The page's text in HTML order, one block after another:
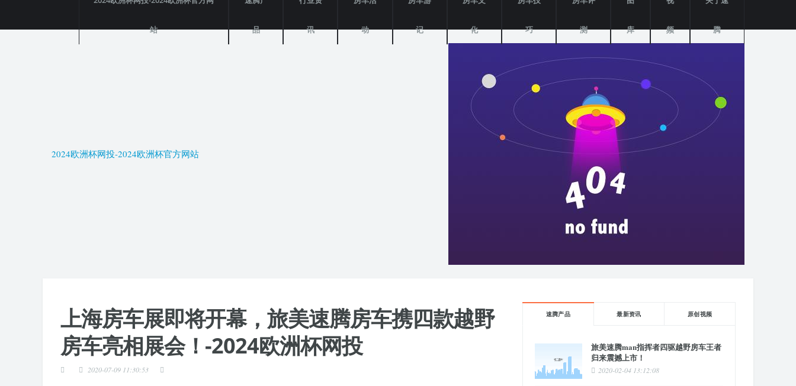
站 品 讯 动 记 化 巧 测 库 频 腾
2024欧洲杯网投-2024欧洲杯官方网站
上海房车展即将开幕，旅美速腾房车携四款越野
房车亮相展会！-2024欧洲杯网投
2020-07-09 11:30:53
速腾产品 最新资讯 原创视频
旅美速腾man指挥者四驱越野房车王者
归来震撼上市！
2020-02-04 13:12:08